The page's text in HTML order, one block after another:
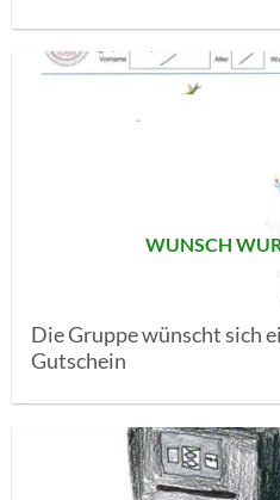
WUNSCH
Die Gruppe wünscht sich
Gutschein